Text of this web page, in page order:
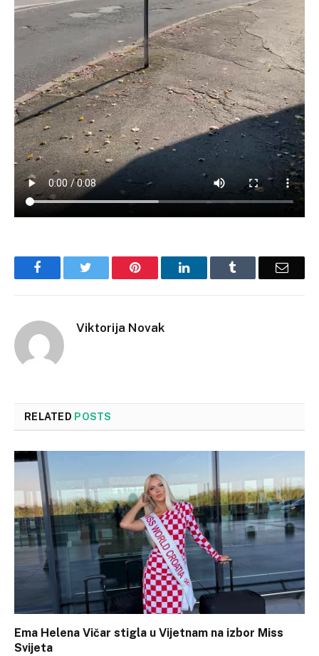
Facebook Pinterest LinkedIn Email
Viktorija Novak
RELATED POSTS
Ema Helena Vičar stigla u Vijetnam na izbor Miss
Svijeta